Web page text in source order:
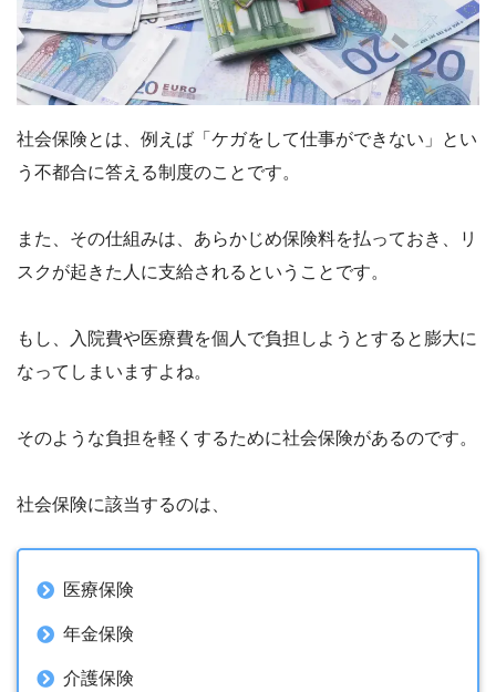
社会保険とは、例えば「ケガをして仕事ができない」とい
う不都合に答える制度のことです。
また、その仕組みは、あらかじめ保険料を払っておき、リ
スクが起きた人に支給されるということです。
もし、入院費や医療費を個人で負担しようとすると膨大に
なってしまいますよね。
そのような負担を軽くするために社会保険があるのです。
社会保険に該当するのは、
医療保険
年金保険
介護保険